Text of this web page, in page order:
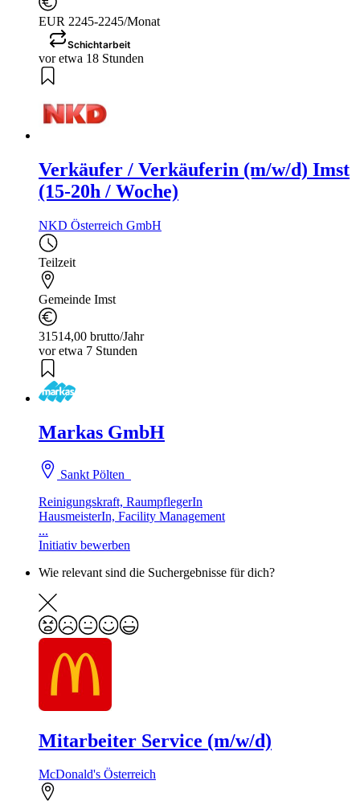
EUR 2245-2245/Monat
Schichtarbeit
vor etwa 18 Stunden
Verkäufer / Verkäuferin (m/w/d) Imst
(15-20h / Woche)
NKD Österreich GmbH
Teilzeit
Gemeinde Imst
31514,00 brutto/Jahr
vor etwa 7 Stunden
Markas GmbH
Sankt Pölten
Reinigungskraft, RaumpflegerIn
HausmeisterIn, Facility Management
...
Initiativ bewerben
Wie relevant sind die Suchergebnisse für dich?
Mitarbeiter Service (m/w/d)
McDonald's Österreich